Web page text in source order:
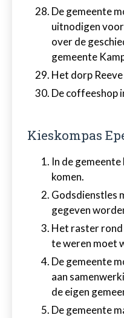
De gemeente
uitnodigen
over de
gemeente
Het dorp
De coffeeshop
Kieskompas
In de
komen.
Godsdienstles
gegeven
Het raster rond
te weren moet
De gemeente
aan
de eigen
De gemeente